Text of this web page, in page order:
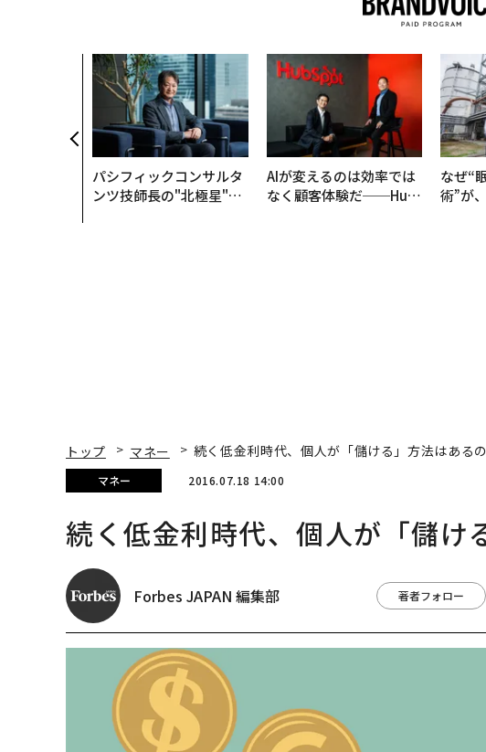
パシフィックコンサルタ
ンツ技師長の"北極星"。
AIが変えるのは効率では
なく顧客体験だ──Hub
なぜ“
術”が
トップ マネー 続く低金利時代、個人が「儲ける」方法はある
マネー 2016.07.18 14:00
続く低金利時代、個人が「儲け
Forbes JAPAN 編集部 著者フォロー